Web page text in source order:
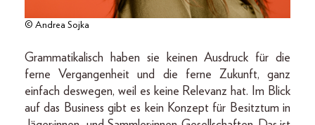
© Andrea Sojka
Grammatikalisch haben sie keinen Ausdruck für die
ferne Vergangenheit und die ferne Zukunft, ganz
einfach deswegen, weil es keine Relevanz hat. Im Blick
auf das Business gibt es kein Konzept für Besitztum in